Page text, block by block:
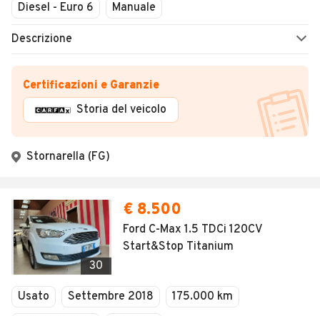
Diesel - Euro 6
Manuale
Descrizione
Certificazioni e Garanzie
Storia del veicolo
Stornarella (FG)
30
€ 8.500
Ford C-Max 1.5 TDCi 120CV
Start&Stop Titanium
Usato Settembre 2018
175.000 km